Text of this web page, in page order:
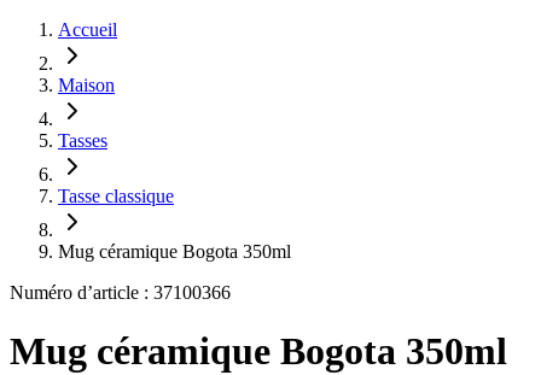
Accueil
Maison
Tasses
Tasse classique
Mug céramique Bogota 350ml
Numéro d’article : 37100366
Mug céramique Bogota 350ml